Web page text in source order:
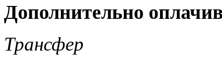
Дополнительно
Трансфер